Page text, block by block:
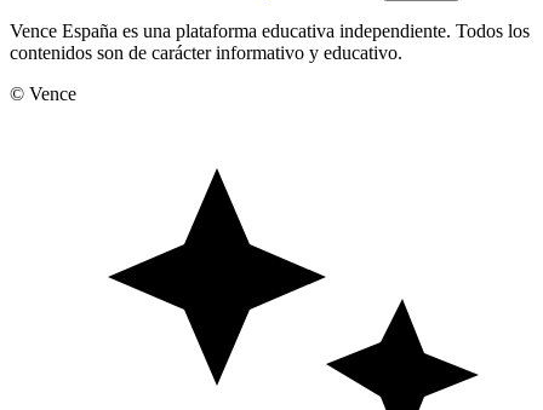
Vence España es una plataforma educativa independiente. Todos los
contenidos son de carácter informativo y educativo.
© Vence